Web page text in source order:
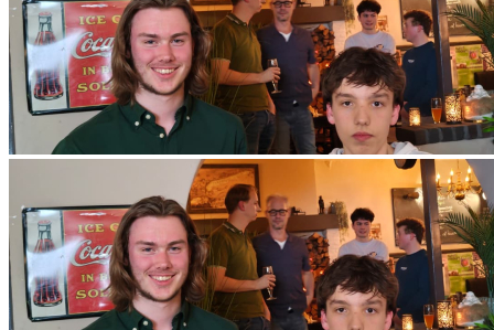
Tommy Grooten de sterkste tijdens KiNGs Night #8
Afgelopen vrijdag trok de voorlaatste editie van de KiNGs night dit
seizoen maar liefst 33 enthousiaste schakers naar Het Wapen van
Tilburg om weer gezellig tien potjes te snelschaken. Ondanks...
Lees verder